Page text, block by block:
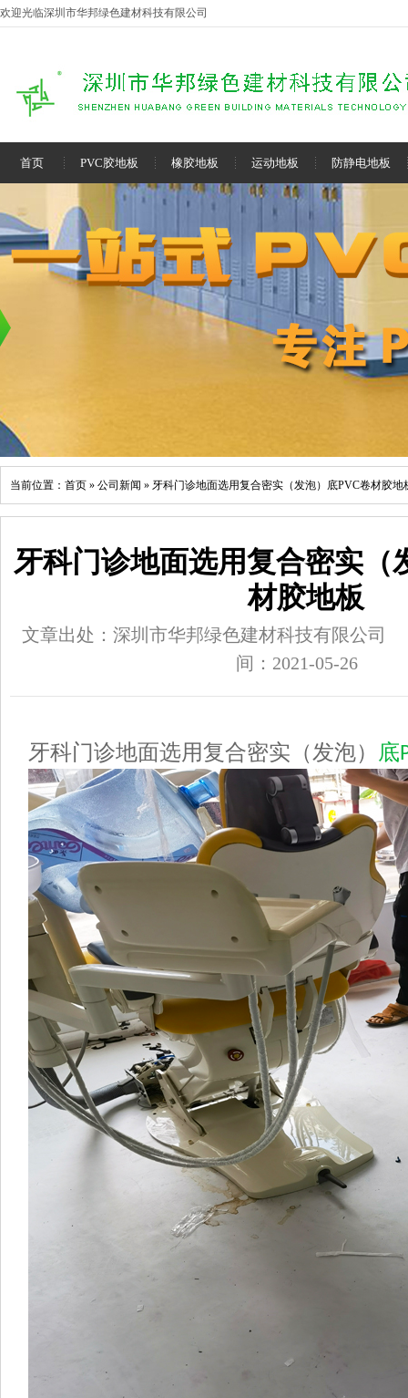
欢迎光临深圳市华邦绿色建材科技有限公司
首页 PVC胶地板 橡胶地板 运动地板 防静电地板
当前位置： 首页 » 公司新闻 » 牙科门诊地面选用复合密实（发泡）底PVC卷材胶地
牙科门诊地面选用复合密实（
材胶地板
文章出处：深圳市华邦绿色建材科技有限公司
间：2021-05-26
牙科门诊地面选用复合密实（发泡） 底